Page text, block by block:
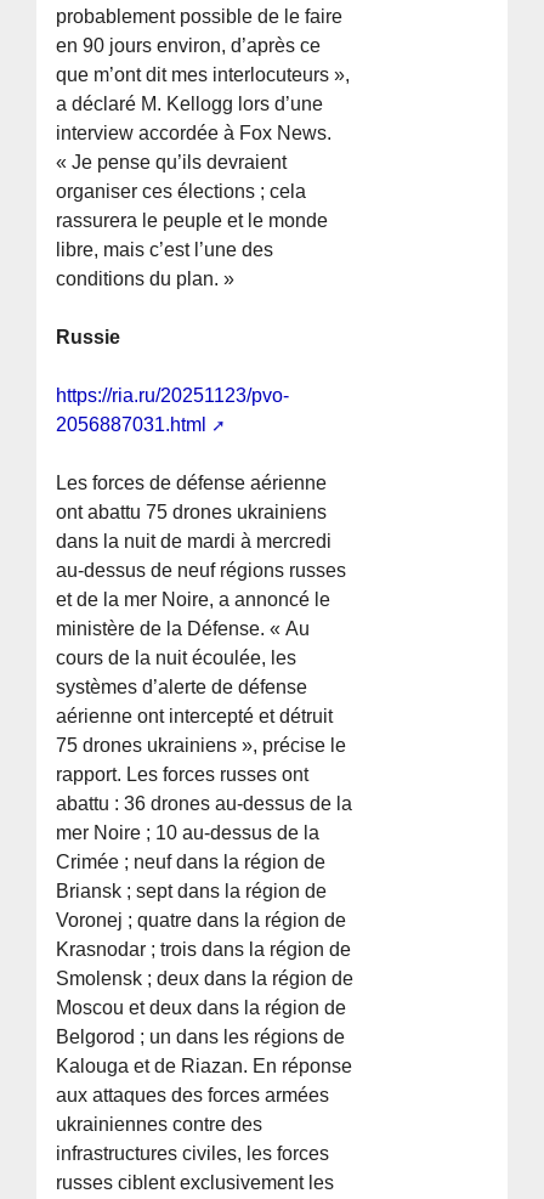
probablement possible de le faire
en 90 jours environ, d’après ce
que m’ont dit mes interlocuteurs »,
a déclaré M. Kellogg lors d’une
interview accordée à Fox News.
« Je pense qu’ils devraient
organiser ces élections ; cela
rassurera le peuple et le monde
libre, mais c’est l’une des
conditions du plan. »
Russie
https://ria.ru/20251123/pvo-
2056887031.html
Les forces de défense aérienne
ont abattu 75 drones ukrainiens
dans la nuit de mardi à mercredi
au-dessus de neuf régions russes
et de la mer Noire, a annoncé le
ministère de la Défense. « Au
cours de la nuit écoulée, les
systèmes d’alerte de défense
aérienne ont intercepté et détruit
75 drones ukrainiens », précise le
rapport. Les forces russes ont
abattu : 36 drones au-dessus de la
mer Noire ; 10 au-dessus de la
Crimée ; neuf dans la région de
Briansk ; sept dans la région de
Voronej ; quatre dans la région de
Krasnodar ; trois dans la région de
Smolensk ; deux dans la région de
Moscou et deux dans la région de
Belgorod ; un dans les régions de
Kalouga et de Riazan. En réponse
aux attaques des forces armées
ukrainiennes contre des
infrastructures civiles, les forces
russes ciblent exclusivement les